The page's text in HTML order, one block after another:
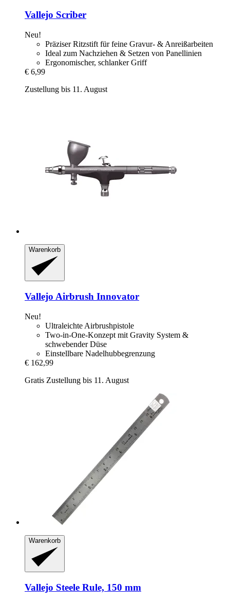
Vallejo Scriber
Neu!
Präziser Ritzstift für feine Gravur- & Anreißarbeiten
Ideal zum Nachziehen & Setzen von Panellinien
Ergonomischer, schlanker Griff
€ 6,99
Zustellung bis 11. August
Warenkorb
Vallejo Airbrush Innovator
Neu!
Ultraleichte Airbrushpistole
Two-in-One-Konzept mit Gravity System &
schwebender Düse
Einstellbare Nadelhubbegrenzung
€ 162,99
Gratis Zustellung bis 11. August
Warenkorb
Vallejo Steele Rule, 150 mm